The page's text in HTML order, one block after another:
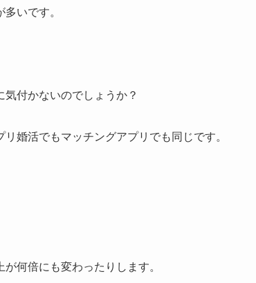
いです。
付かないのでしょうか？
婚活でもマッチングアプリでも同じです。
何倍にも変わったりします。